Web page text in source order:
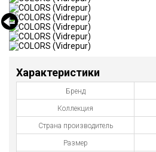
Характеристики
Бренд
Коллекция
Страна производитель
Размер